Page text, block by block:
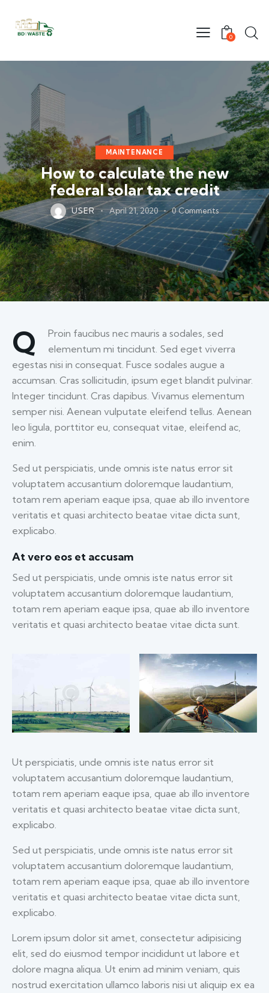
0
MAINTENANCE
How to calculate the new
federal solar tax credit
USER April 21, 2020 0 Comments
Q
Proin faucibus nec mauris a sodales, sed
elementum mi tincidunt. Sed eget viverra
egestas nisi in consequat. Fusce sodales augue a
accumsan. Cras sollicitudin, ipsum eget blandit pulvinar.
Integer tincidunt. Cras dapibus. Vivamus elementum
semper nisi. Aenean vulputate eleifend tellus. Aenean
leo ligula, porttitor eu, consequat vitae, eleifend ac,
enim.
Sed ut perspiciatis, unde omnis iste natus error sit
voluptatem accusantium doloremque laudantium,
totam rem aperiam eaque ipsa, quae ab illo inventore
veritatis et quasi architecto beatae vitae dicta sunt,
explicabo.
At vero eos et accusam
Sed ut perspiciatis, unde omnis iste natus error sit
voluptatem accusantium doloremque laudantium,
totam rem aperiam eaque ipsa, quae ab illo inventore
veritatis et quasi architecto beatae vitae dicta sunt.
Ut perspiciatis, unde omnis iste natus error sit
voluptatem accusantium doloremque laudantium,
totam rem aperiam eaque ipsa, quae ab illo inventore
veritatis et quasi architecto beatae vitae dicta sunt,
explicabo.
Sed ut perspiciatis, unde omnis iste natus error sit
voluptatem accusantium doloremque laudantium,
totam rem aperiam eaque ipsa, quae ab illo inventore
veritatis et quasi architecto beatae vitae dicta sunt,
explicabo.
Lorem ipsum dolor sit amet, consectetur adipisicing
elit, sed do eiusmod tempor incididunt ut labore et
dolore magna aliqua. Ut enim ad minim veniam, quis
nostrud exercitation ullamco laboris nisi ut aliquip ex ea